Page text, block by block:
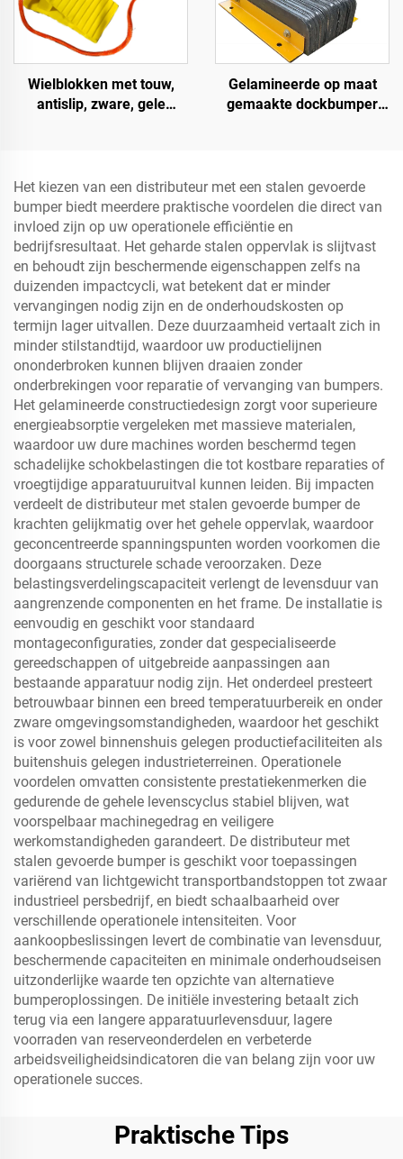
Wielblokken met touw,
antislip, zware, gele
camperwagens
Gelamineerde op maat
gemaakte dockbumper
Het kiezen van een distributeur met een stalen gevoerde
bumper biedt meerdere praktische voordelen die direct van
invloed zijn op uw operationele efficiëntie en
bedrijfsresultaat. Het geharde stalen oppervlak is slijtvast
en behoudt zijn beschermende eigenschappen zelfs na
duizenden impactcycli, wat betekent dat er minder
vervangingen nodig zijn en de onderhoudskosten op
termijn lager uitvallen. Deze duurzaamheid vertaalt zich in
minder stilstandtijd, waardoor uw productielijnen
ononderbroken kunnen blijven draaien zonder
onderbrekingen voor reparatie of vervanging van bumpers.
Het gelamineerde constructiedesign zorgt voor superieure
energieabsorptie vergeleken met massieve materialen,
waardoor uw dure machines worden beschermd tegen
schadelijke schokbelastingen die tot kostbare reparaties of
vroegtijdige apparatuuruitval kunnen leiden. Bij impacten
verdeelt de distributeur met stalen gevoerde bumper de
krachten gelijkmatig over het gehele oppervlak, waardoor
geconcentreerde spanningspunten worden voorkomen die
doorgaans structurele schade veroorzaken. Deze
belastingsverdelingscapaciteit verlengt de levensduur van
aangrenzende componenten en het frame. De installatie is
eenvoudig en geschikt voor standaard
montageconfiguraties, zonder dat gespecialiseerde
gereedschappen of uitgebreide aanpassingen aan
bestaande apparatuur nodig zijn. Het onderdeel presteert
betrouwbaar binnen een breed temperatuurbereik en onder
zware omgevingsomstandigheden, waardoor het geschikt
is voor zowel binnenshuis gelegen productiefaciliteiten als
buitenshuis gelegen industrieterreinen. Operationele
voordelen omvatten consistente prestatiekenmerken die
gedurende de gehele levenscyclus stabiel blijven, wat
voorspelbaar machinegedrag en veiligere
werkomstandigheden garandeert. De distributeur met
stalen gevoerde bumper is geschikt voor toepassingen
variërend van lichtgewicht transportbandstoppen tot zwaar
industrieel persbedrijf, en biedt schaalbaarheid over
verschillende operationele intensiteiten. Voor
aankoopbeslissingen levert de combinatie van levensduur,
beschermende capaciteiten en minimale onderhoudseisen
uitzonderlijke waarde ten opzichte van alternatieve
bumperoplossingen. De initiële investering betaalt zich
terug via een langere apparatuurlevensduur, lagere
voorraden van reserveonderdelen en verbeterde
arbeidsveiligheidsindicatoren die van belang zijn voor uw
operationele succes.
Praktische Tips